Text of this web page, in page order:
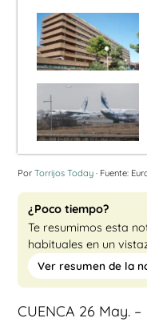
Por Torrijos Today · Fuente:
¿Poco tiempo?
Te resumimos esta
habituales en un
Ver resumen de la
CUENCA 26 May. –